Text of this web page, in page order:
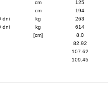
cm
125
cm
194
dni
kg
263
dni
kg
614
[cm]
8.0
82.92
107.62
109.45